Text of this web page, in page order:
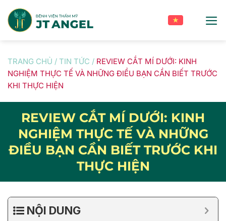
content
TRANG CHỦ / TIN TỨC / REVIEW CẮT MÍ DƯỚI: KINH
NGHIỆM THỰC TẾ VÀ NHỮNG ĐIỀU BẠN CẦN BIẾT TRƯỚC
KHI THỰC HIỆN
REVIEW CẮT MÍ DƯỚI: KINH
NGHIỆM THỰC TẾ VÀ NHỮNG
ĐIỀU BẠN CẦN BIẾT TRƯỚC KHI
THỰC HIỆN
NỘI DUNG